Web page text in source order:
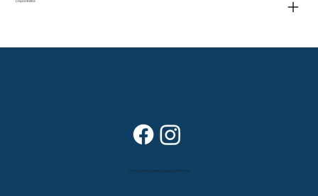
Dans vos foyers depuis plus de 80 ans